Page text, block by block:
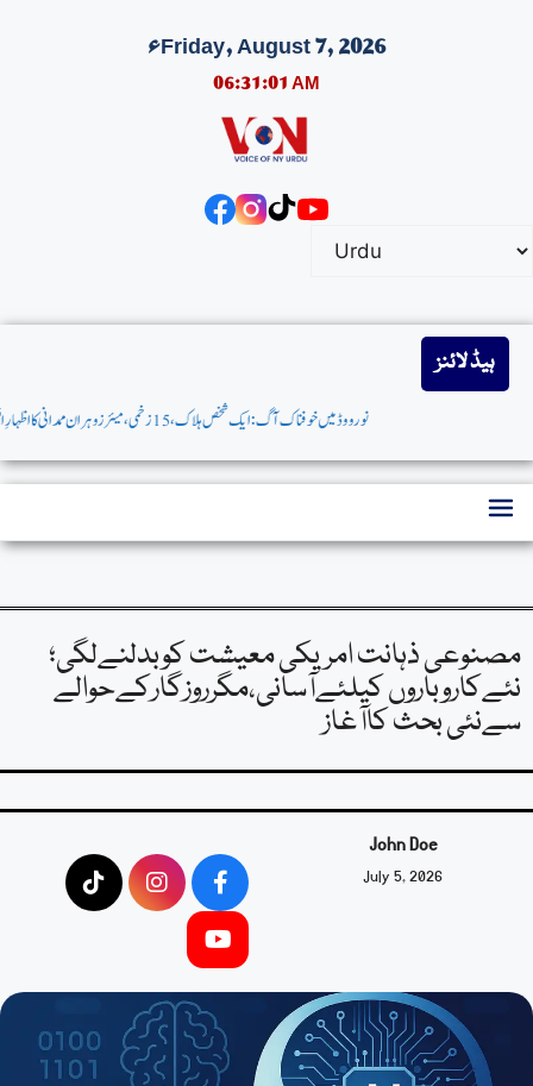
Friday, August 7, 2026ء
06:31:02 AM
ہیڈ لائنز
نورووڈمیں خوفناک آگ:ایک شخص ہلاک،15 زخمی، میئرزوہران ممدانی کااظہارِافسوس
مصنوعی ذہانت امریکی معیشت کوبدلنےلگی؛
نئےکاروباروں کیلئےآسانی،مگرروزگارکےحوالے
سےنئی بحث کاآغاز
John Doe
July 5, 2026